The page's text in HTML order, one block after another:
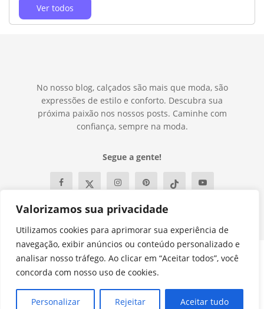
Valorizamos sua privacidade
Utilizamos cookies para aprimorar sua experiência de
navegação, exibir anúncios ou conteúdo personalizado e
analisar nosso tráfego. Ao clicar em “Aceitar todos”, você
concorda com nosso uso de cookies.
Personalizar Rejeitar Aceitar tudo
Ver todos
No nosso blog, calçados são mais que moda, são
expressões de estilo e conforto. Descubra sua
próxima paixão nos nossos posts. Caminhe com
confiança, sempre na moda.
Segue a gente!
Contato Política e Privacidade
Termos e Condições
Sobre
© 2023DylaShoes- Premium WordPress news & magazine theme by
Guilherme Oliveira.